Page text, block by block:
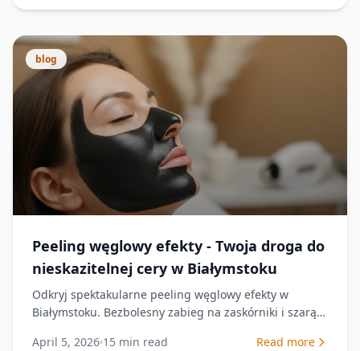
blog
Peeling węglowy efekty - Twoja droga do
nieskazitelnej cery w Białymstoku
Odkryj spektakularne peeling węglowy efekty w
Białymstoku. Bezbolesny zabieg na zaskórniki i szarą
April 5, 2026 15 min read Read more